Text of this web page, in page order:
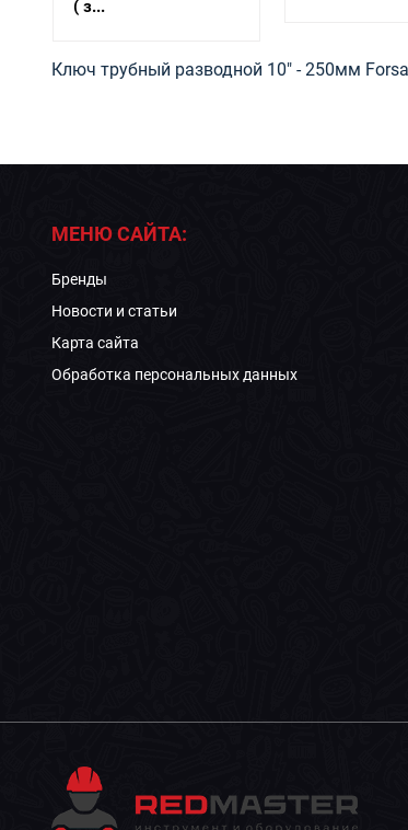
Ключ трубный разводной 10" - 250мм
МЕНЮ САЙТА:
Бренды
Новости и статьи
Карта сайта
Обработка персональных данных